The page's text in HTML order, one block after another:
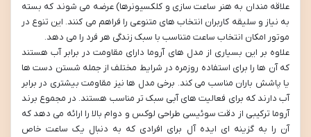
علاقه مندان به هنر ساعت سازی و کلکسیونرها) عرضه می شوند که بسته
به نیاز و سلیقه کاربران انتخاب های متنوعی را فراهم می کنند. این تنوع در
موتور امکان انتخاب ساعت متناسب با سبک زندگی هر فرد را می دهد.
علاوه بر این بسیاری از مدل های آروما دارای مقاومت در برابر آب هستند
که آن ها را برای استفاده روزمره در شرایط مختلف از جمله شستن دست ها
یا پاشش باران مناسب می کند. برخی مدل ها نیز مقاومت بیشتری در برابر
آب دارند که برای فعالیت های آبی سبک تر مناسب هستند. در مجموع برند
آروما ترکیبی از دقت سوئیسی طراحی لوکس و دوام بالا را ارائه می دهد که
آن را به گزینه ای ایده آل برای افرادی که به دنبال یک ساعت خاص